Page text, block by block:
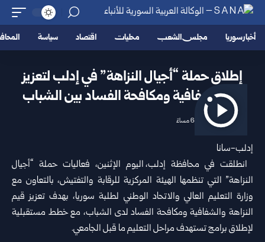
أخبار سوريا مجلس الشعب محليات اقتصاد سياسة
إطلاق حملة “أجيال النزاهة” في إدلب لتعزيز
قيم الشفافية ومكافحة الفساد بين الشباب
2026/06/29 6:02 مساءً
إدلب-سانا
انطلقت في محافظة إدلب، اليوم الإثنين، فعاليات حملة “أجيال
النزاهة” التي تنظمها الهيئة المركزية للرقابة والتفتيش، بالتعاون مع
وزارة التعليم العالي والاتحاد الوطني لطلبة سوريا، بهدف تعزيز قيم
النزاهة والشفافية ومكافحة الفساد لدى الشباب، مع خطط مستقبلية
لإطلاق برامج تستهدف مراحل التعليم ما قبل الجامعي.